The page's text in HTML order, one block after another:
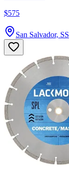
$575
San Salvador, SS